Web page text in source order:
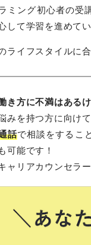
ミング初心者の受
して学習を進めて
ライフスタイルに
き方に不満はある
みを持つ方に向け
話で相談をするこ
可能です！
ャリアカウンセラ